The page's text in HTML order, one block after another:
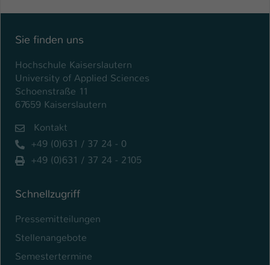
Sie finden uns
Hochschule Kaiserslautern
University of Applied Sciences
Schoenstraße 11
67659 Kaiserslautern
Kontakt
+49 (0)631 / 37 24 - 0
+49 (0)631 / 37 24 - 2105
Schnellzugriff
Pressemitteilungen
Stellenangebote
Semestertermine